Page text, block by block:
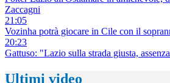
Zaccagni
21:05
Vozinha potrà giocare in Cile con il
20:23
Gattuso: "Lazio sulla strada giusta,
Ultimi video